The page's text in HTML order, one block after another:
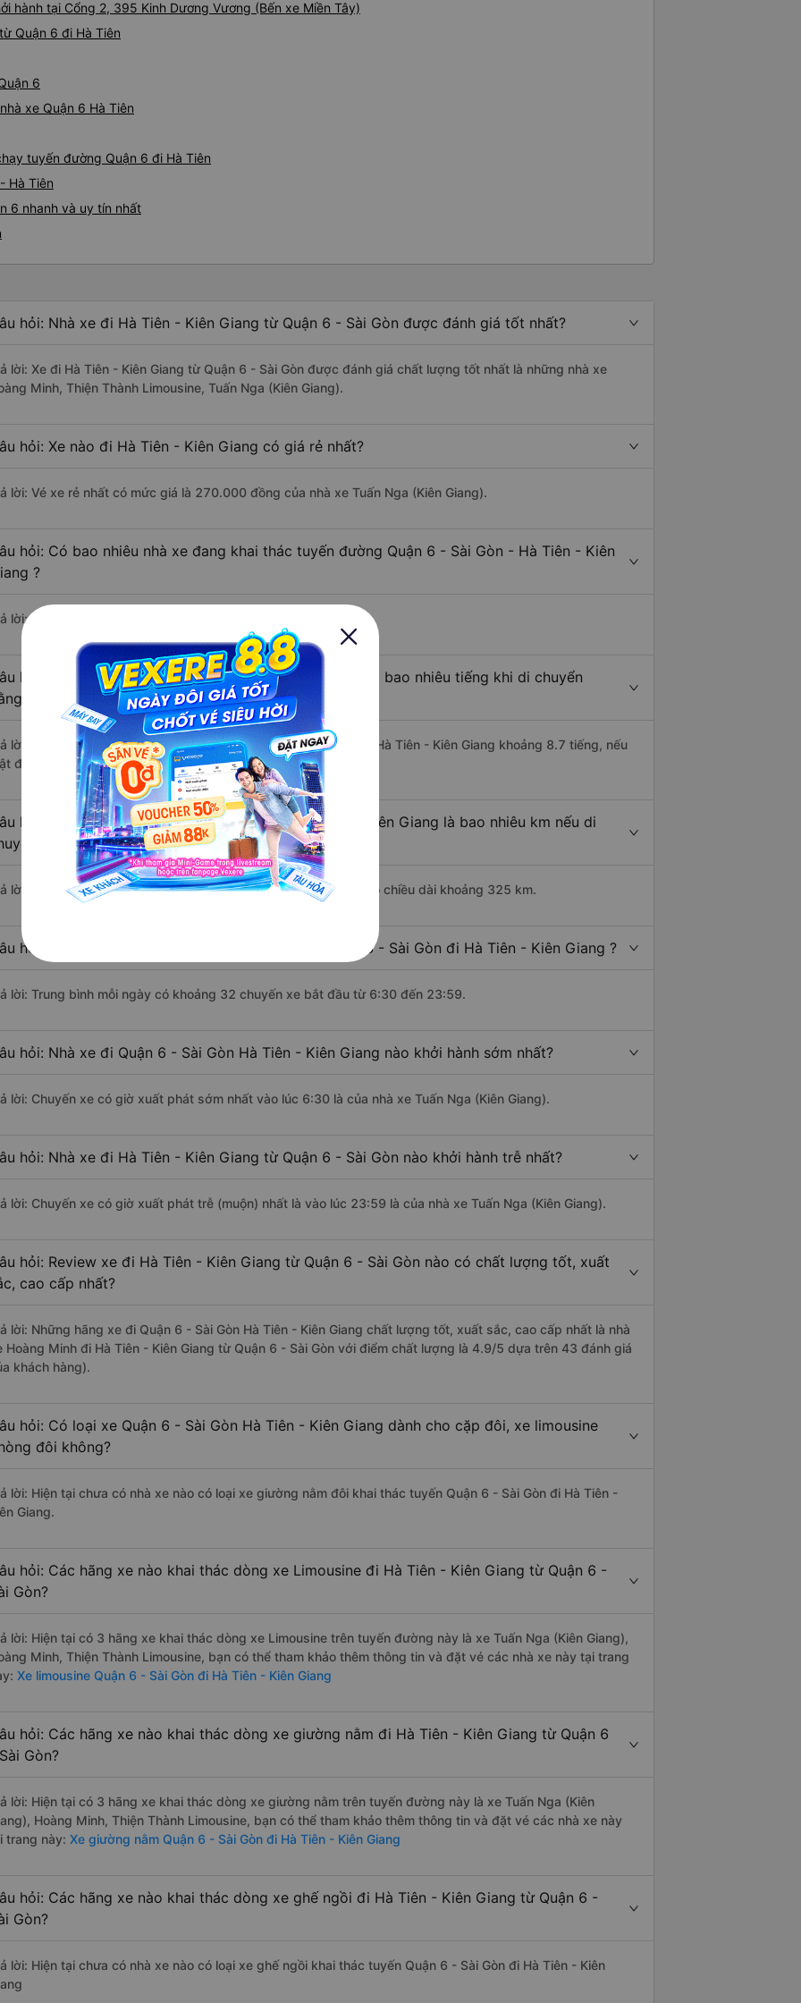
hành tại Cổng 2, 395 Kinh Dương Vương (Bến xe Miền Tây)
Quận 6 đi Hà Tiên
6
xe Quận 6 Hà Tiên
tuyến đường Quận 6 đi Hà Tiên
Hà Tiên
6 nhanh và uy tín nhất
hỏi: Nhà xe đi Hà Tiên - Kiên Giang từ Quận 6 - Sài Gòn được đánh giá tốt nhất?
lời: Xe đi Hà Tiên - Kiên Giang từ Quận 6 - Sài Gòn được đánh giá chất lượng tốt nhất là những nhà xe
Minh, Thiện Thành Limousine, Tuấn Nga (Kiên Giang).
hỏi: Xe nào đi Hà Tiên - Kiên Giang có giá rẻ nhất?
lời: Vé xe rẻ nhất có mức giá là 270.000 đồng của nhà xe Tuấn Nga (Kiên Giang).
hỏi: Có bao nhiêu nhà xe đang khai thác tuyến đường Quận 6 - Sài Gòn - Hà Tiên - Kiên
?
lời: Hiện tại có 3 nhà xe khai thác tuyến đường.
hỏi: Từ Quận 6 - Sài Gòn đi Hà Tiên - Kiên Giang mất bao nhiêu tiếng khi di chuyển
xe khách?
lời: Thời gian di chuyển bằng xe khách từ Quận 6 - Sài Gòn đi Hà Tiên - Kiên Giang khoảng 8.7 tiếng, nếu
độ giao thông thuận lợi.
hỏi: Khoảng cách từ Quận 6 - Sài Gòn đi Hà Tiên - Kiên Giang là bao nhiêu km nếu di
bằng xe khách?
lời: Đoạn đường đi Hà Tiên - Kiên Giang từ Quận 6 - Sài Gòn có chiều dài khoảng 325 km.
hỏi: Mỗi ngày có bao nhiêu chuyến xe khách Quận 6 - Sài Gòn đi Hà Tiên - Kiên Giang ?
lời: Trung bình mỗi ngày có khoảng 32 chuyến xe bắt đầu từ 6:30 đến 23:59.
hỏi: Nhà xe đi Quận 6 - Sài Gòn Hà Tiên - Kiên Giang nào khởi hành sớm nhất?
lời: Chuyến xe có giờ xuất phát sớm nhất vào lúc 6:30 là của nhà xe Tuấn Nga (Kiên Giang).
hỏi: Nhà xe đi Hà Tiên - Kiên Giang từ Quận 6 - Sài Gòn nào khởi hành trễ nhất?
lời: Chuyến xe có giờ xuất phát trễ (muộn) nhất là vào lúc 23:59 là của nhà xe Tuấn Nga (Kiên Giang).
hỏi: Review xe đi Hà Tiên - Kiên Giang từ Quận 6 - Sài Gòn nào có chất lượng tốt, xuất
cao cấp nhất?
lời: Những hãng xe đi Quận 6 - Sài Gòn Hà Tiên - Kiên Giang chất lượng tốt, xuất sắc, cao cấp nhất là nhà
Hoàng Minh đi Hà Tiên - Kiên Giang từ Quận 6 - Sài Gòn với điểm chất lượng là 4.9/5 dựa trên 43 đánh giá
khách hàng).
hỏi: Có loại xe Quận 6 - Sài Gòn Hà Tiên - Kiên Giang dành cho cặp đôi, xe limousine
đôi không?
lời: Hiện tại chưa có nhà xe nào có loại xe giường nằm đôi khai thác tuyến Quận 6 - Sài Gòn đi Hà Tiên -
Giang.
hỏi: Các hãng xe nào khai thác dòng xe Limousine đi Hà Tiên - Kiên Giang từ Quận 6 -
Gòn?
lời: Hiện tại có 3 hãng xe khai thác dòng xe Limousine trên tuyến đường này là xe Tuấn Nga (Kiên Giang),
Minh, Thiện Thành Limousine, bạn có thể tham khảo thêm thông tin và đặt vé các nhà xe này tại trang
Xe limousine Quận 6 - Sài Gòn đi Hà Tiên - Kiên Giang
hỏi: Các hãng xe nào khai thác dòng xe giường nằm đi Hà Tiên - Kiên Giang từ Quận 6
Gòn?
lời: Hiện tại có 3 hãng xe khai thác dòng xe giường nằm trên tuyến đường này là xe Tuấn Nga (Kiên
Hoàng Minh, Thiện Thành Limousine, bạn có thể tham khảo thêm thông tin và đặt vé các nhà xe này
trang này: Xe giường nằm Quận 6 - Sài Gòn đi Hà Tiên - Kiên Giang
hỏi: Các hãng xe nào khai thác dòng xe ghế ngồi đi Hà Tiên - Kiên Giang từ Quận 6 -
Gòn?
lời: Hiện tại chưa có nhà xe nào có loại xe ghế ngồi khai thác tuyến Quận 6 - Sài Gòn đi Hà Tiên - Kiên